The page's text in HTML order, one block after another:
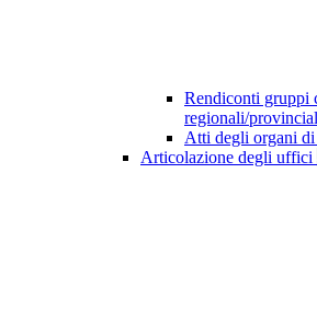
Rendiconti gruppi
regionali/
Atti degli organi
Articolazione degli uffici